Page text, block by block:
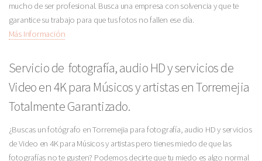
mucho de ser profesional. Busca una empresa con solvencia y que te
garantice su trabajo para que tus fotos no fallen ese día.
Más Información
Servicio de fotografía, audio HD y servicios de
Video en 4K para Músicos y artistas en Torremejia
Totalmente Garantizado.
¿Buscas un fotógrafo en Torremejia para fotografía, audio HD y servicios
de Video en 4K para Músicos y artistas pero tienes miedo de que las
fotografías no te gusten? Podemos decirte que tu miedo es algo normal